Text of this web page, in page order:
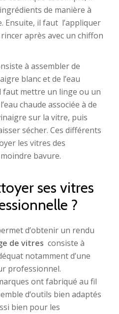
de manière à
Ensuite, il faut l’appliquer
après avec un chiffon
à assembler de
blanc et de l’eau
faut mettre un linge ou un
chaude associée à de
sur la vitre, puis
sécher. Ces différents
les vitres des
bavure.
ses vitres
?
d’obtenir un rendu
de vitres consiste à
notamment d’une
professionnel.
ont fabriqué au fil
d‘outils bien adaptés
bien pour les